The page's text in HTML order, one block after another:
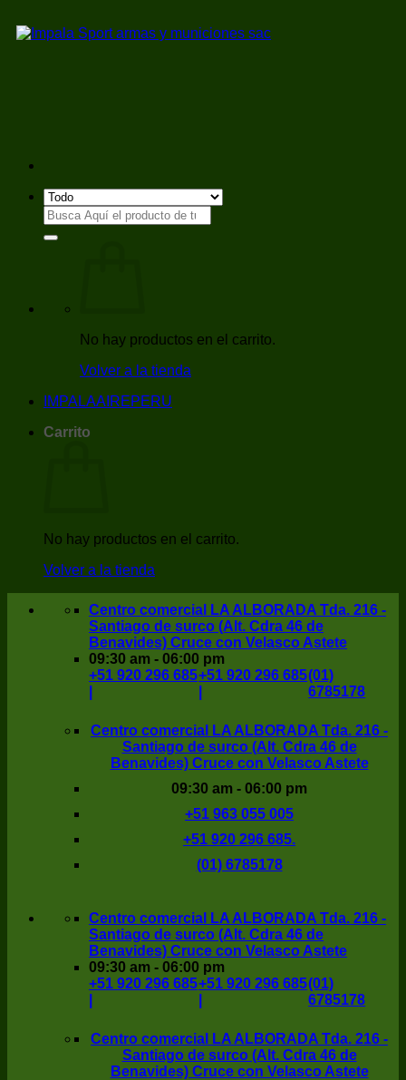
al
Buscar
por:
No hay productos en el carrito.
Volver a la tienda
IMPALAAIREPERU
Carrito
No hay productos en el carrito.
Volver a la tienda
Centro comercial LA ALBORADA Tda. 216 -
Santiago de surco (Alt. Cdra 46 de
Benavides) Cruce con Velasco Astete
09:30 am - 06:00 pm
+51 920 296 685+51 920 296 685(01)
6785178
Centro comercial LA ALBORADA Tda. 216 -
Santiago de surco (Alt. Cdra 46 de
Benavides) Cruce con Velasco Astete
09:30 am - 06:00 pm
+51 963 055 005
+51 920 296 685.
(01) 6785178
Centro comercial LA ALBORADA Tda. 216 -
Santiago de surco (Alt. Cdra 46 de
Benavides) Cruce con Velasco Astete
09:30 am - 06:00 pm
+51 920 296 685+51 920 296 685(01)
6785178
Centro comercial LA ALBORADA Tda. 216 -
Santiago de surco (Alt. Cdra 46 de
Benavides) Cruce con Velasco Astete